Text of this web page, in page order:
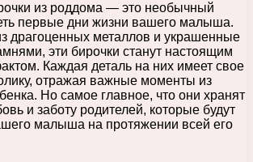
из роддома — это необычный
первые дни жизни вашего малыша.
драгоценных металлов и украшенные
эти бирочки станут настоящим
Каждая деталь на них имеет свое
отражая важные моменты из
Но самое главное, что они хранят
и заботу родителей, которые будут
малыша на протяжении всей его